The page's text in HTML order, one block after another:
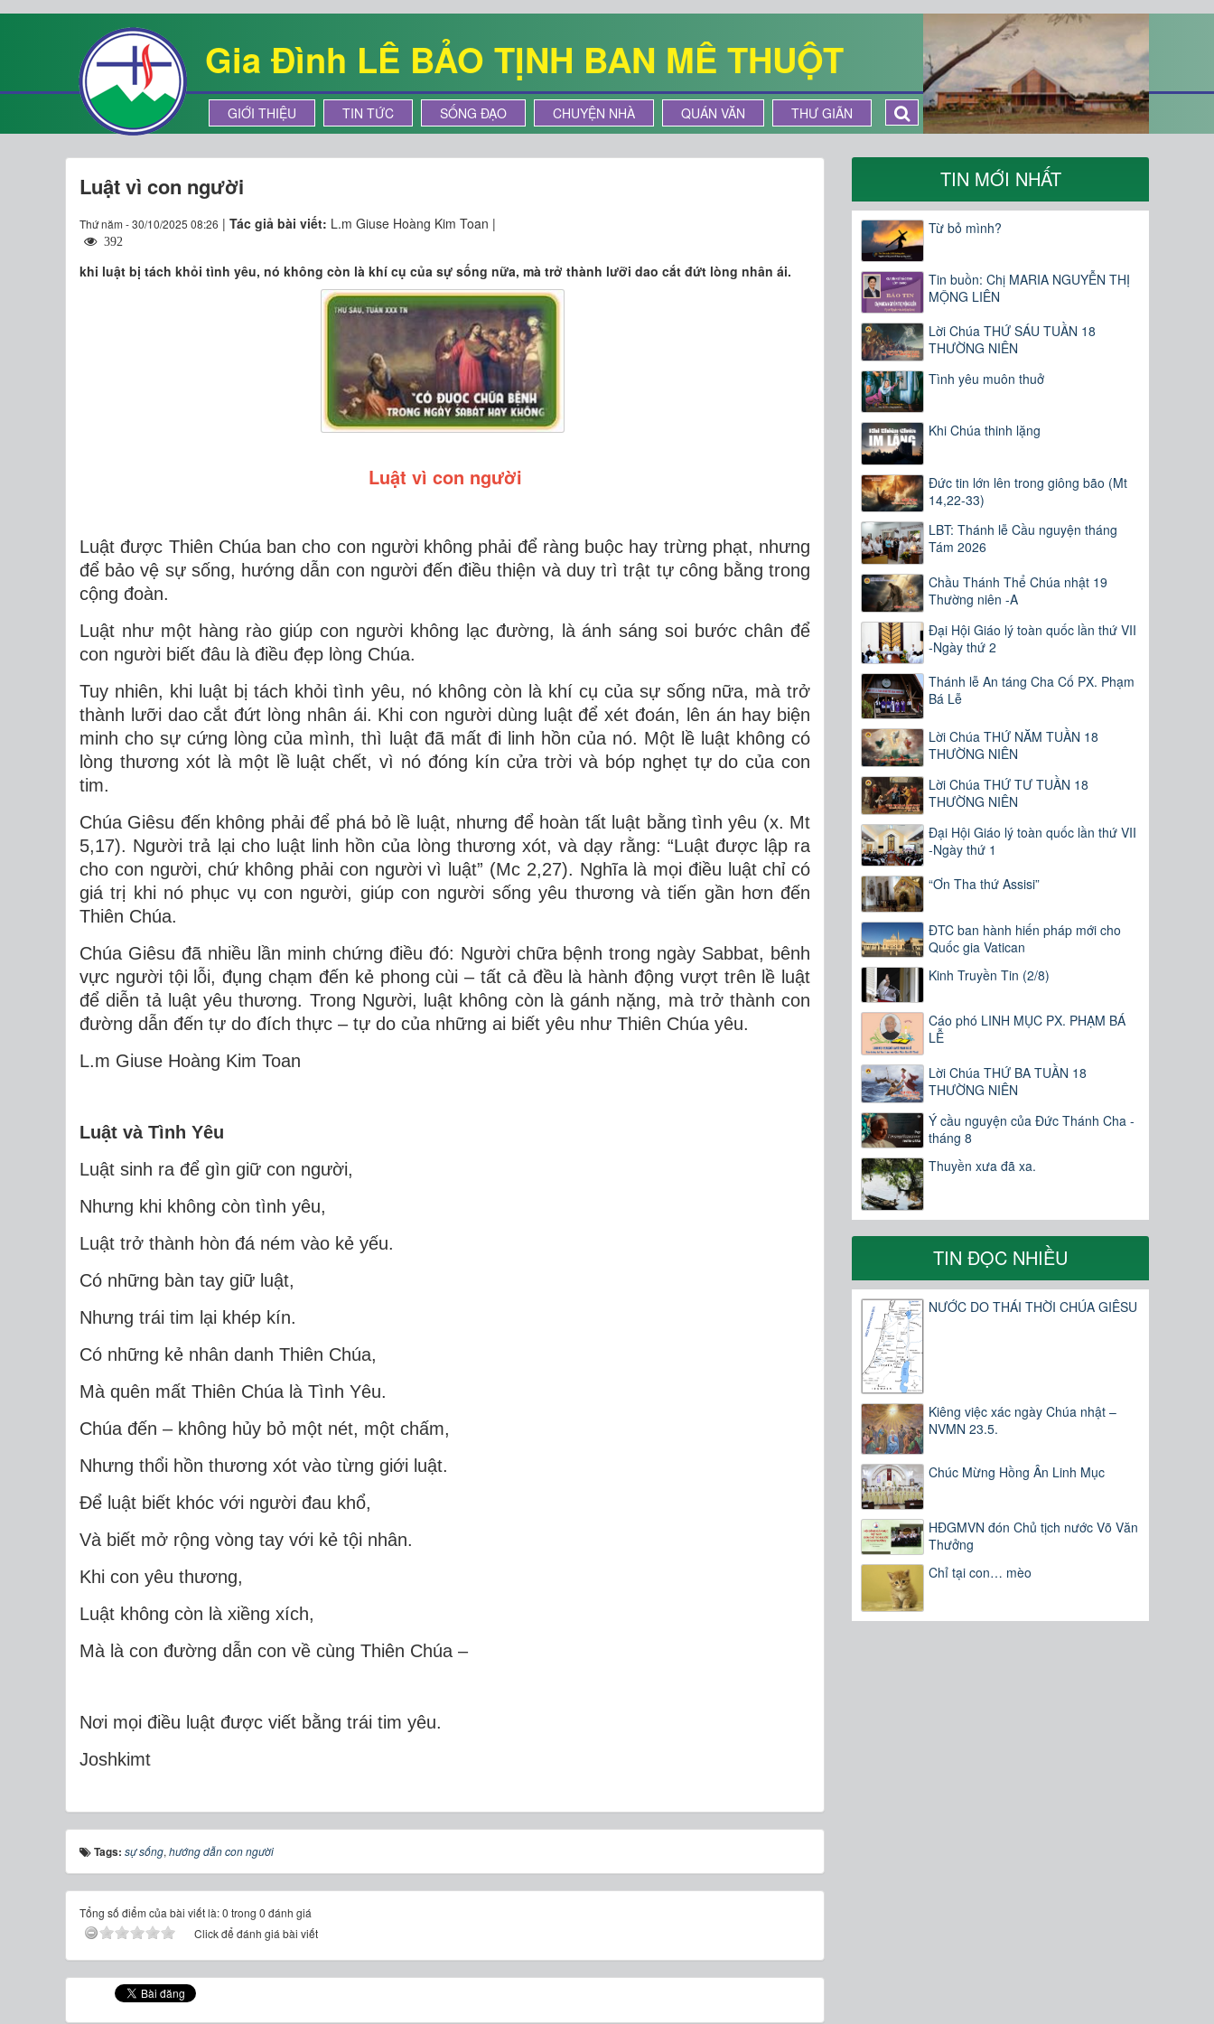
Gia Đình LÊ BẢO TỊNH BAN MÊ THUỘT
GIỚI THIỆU TIN TỨC SỐNG ĐẠO CHUYỆN NHÀ QUÁN VĂN THƯ GIÃN
Luật vì con người
Thứ năm - 30/10/2025 08:26 | Tác giả bài viết: L.m Giuse Hoàng Kim Toan |
392
khi luật bị tách khỏi tình yêu, nó không còn là khí cụ của sự sống nữa, mà trở thành lưỡi dao cắt đứt lòng nhân ái.
Luật vì con người
Luật được Thiên Chúa ban cho con người không phải để ràng buộc hay trừng phạt, nhưng
để bảo vệ sự sống, hướng dẫn con người đến điều thiện và duy trì trật tự công bằng trong
cộng đoàn.
Luật như một hàng rào giúp con người không lạc đường, là ánh sáng soi bước chân để
con người biết đâu là điều đẹp lòng Chúa.
Tuy nhiên, khi luật bị tách khỏi tình yêu, nó không còn là khí cụ của sự sống nữa, mà trở
thành lưỡi dao cắt đứt lòng nhân ái. Khi con người dùng luật để xét đoán, lên án hay biện
minh cho sự cứng lòng của mình, thì luật đã mất đi linh hồn của nó. Một lề luật không có
lòng thương xót là một lề luật chết, vì nóđóng kín cửa trời và bóp nghẹt tự do của con
tim.
Chúa Giêsu đến không phải để phá bỏ lề luật, nhưng để hoàn tất luật bằng tình yêu (x. Mt
5,17). Người trả lại cho luật linh hồn của lòng thương xót, và dạy rằng: “Luật được lập ra
cho con người, chứ không phải con người vì luật” (Mc 2,27). Nghĩa là mọi điều luật chỉ có
giá trị khi nó phục vụ con người, giúp con người sống yêu thương và tiến gần hơn đến
Thiên Chúa.
Chúa Giêsu đã nhiều lần minh chứng điều đó: Người chữa bệnh trong ngày Sabbat, bênh
vực người tội lỗi,đụng chạm đến kẻ phong cùi – tất cả đều là hành động vượt trên lề luật
để diễn tả luật yêu thương. Trong Người,
luật không còn là gánh nặng, mà trở thành con
đường dẫn đến tự do đích thực – tự do của những ai biết yêu như Thiên Chúa yêu.
L.m Giuse Hoàng Kim Toan
Luật và Tình Yêu
Luật sinh ra để gìn giữ con người,
Nhưng khi không còn tình yêu,
Luật trở thành hòn đá ném vào kẻ yếu.
Có những bàn tay giữ luật,
Nhưng trái tim lại khép kín.
Có những kẻ nhân danh Thiên Chúa,
Mà quên mất Thiên Chúa là Tình Yêu.
Chúa đến – không hủy bỏ một nét, một chấm,
Nhưng thổi hồn thương xót vào từng giới luật.
Để luật biết khóc với người đau khổ,
Và biết mở rộng vòng tay với kẻ tội nhân.
Khi con yêu thương,
Luật không còn là xiềng xích,
Mà là con đường dẫn con về cùng Thiên Chúa –
Nơi mọi điều luật được viết bằng trái tim yêu.
Joshkimt
Tags: sự sống, hướng dẫn con người
Tổng số điểm của bài viết là: 0 trong 0 đánh giá
Click để đánh giá bài viết
TIN MỚI NHẤT
Từ bỏ mình?
Tin buồn: Chị MARIA NGUYỄN THỊ
MỘNG LIÊN
Lời Chúa THỨ SÁU TUẦN 18
THƯỜNG NIÊN
Tình yêu muôn thuở
Khi Chúa thinh lặng
Đức tin lớn lên trong giông bão (Mt
14,22-33)
LBT: Thánh lễ Cầu nguyện tháng
Tám 2026
Chầu Thánh Thể Chúa nhật 19
Thường niên -A
Đại Hội Giáo lý toàn quốc lần thứ VII
-Ngày thứ 2
Thánh lễ An táng Cha Cố PX. Phạm
Bá Lễ
Lời Chúa THỨ NĂM TUẦN 18
THƯỜNG NIÊN
Lời Chúa THỨ TƯ TUẦN 18
THƯỜNG NIÊN
Đại Hội Giáo lý toàn quốc lần thứ VII
-Ngày thứ 1
“Ơn Tha thứ Assisi”
ĐTC ban hành hiến pháp mới cho
Quốc gia Vatican
Kinh Truyền Tin (2/8)
Cáo phó LINH MỤC PX. PHẠM BÁ
LỄ
Lời Chúa THỨ BA TUẦN 18
THƯỜNG NIÊN
Ý cầu nguyện của Đức Thánh Cha -
tháng 8
Thuyền xưa đã xa.
TIN ĐỌC NHIỀU
NƯỚC DO THÁI THỜI CHÚA GIÊSU
Kiêng việc xác ngày Chúa nhật –
NVMN 23.5.
Chúc Mừng Hồng Ân Linh Mục
HĐGMVN đón Chủ tịch nước Võ Văn
Thưởng
Chỉ tại con… mèo